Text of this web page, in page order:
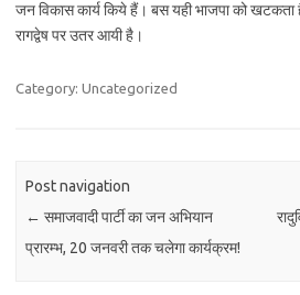
जन विकास कार्य किये हैं। बस यही भाजपा को
रागद्वेष पर उतर आयी है।
Category: Uncategorized
Post navigation
← समाजवादी पार्टी का जन अभियान
प्रारम्भ, 20 जनवरी तक चलेगा कार्यक्रम!